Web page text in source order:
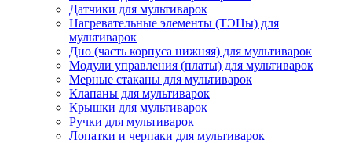
Датчики для мультиварок
Нагревательные элементы (ТЭНы) для
мультиварок
Дно (часть корпуса нижняя) для мультиварок
Модули управления (платы) для мультиварок
Мерные стаканы для мультиварок
Клапаны для мультиварок
Крышки для мультиварок
Ручки для мультиварок
Лопатки и черпаки для мультиварок